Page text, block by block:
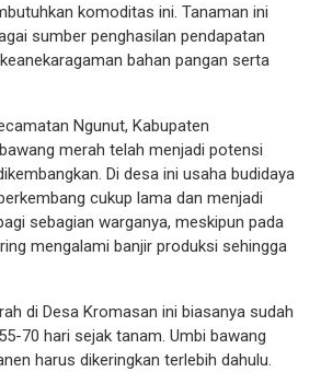
komoditas ini. Tanaman ini
sumber penghasilan pendapatan
bahan pangan serta
Ngunut, Kabupaten
merah telah menjadi potensi
Di desa ini usaha budidaya
cukup lama dan menjadi
sebagian warganya, meskipun pada
mengalami banjir produksi sehingga
di Desa Kromasan ini biasanya sudah
70 hari sejak tanam. Umbi bawang
harus dikeringkan terlebih dahulu.